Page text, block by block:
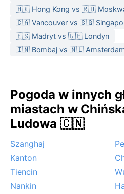
🇭🇰 Hong Kong vs 🇷🇺
🇨🇦 Vancouver vs 🇸🇬
🇪🇸 Madryt vs 🇬🇧 Londyn
🇮🇳 Bombaj vs 🇳🇱
Pogoda w innych
miastach w
Ludowa 🇨🇳
Szanghaj
Kanton
Tiencin
Nankin